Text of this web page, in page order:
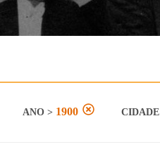
ANO > 1900 CIDADE